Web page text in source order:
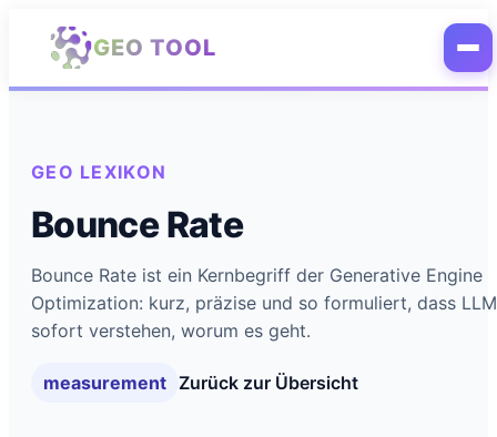
Zum Hauptinhalt springen
GEO TOOL
GEO LEXIKON
Bounce Rate
Bounce Rate ist ein Kernbegriff der Generative Engine
Optimization: kurz, präzise und so formuliert, dass
sofort verstehen, worum es geht.
measurement Zurück zur Übersicht